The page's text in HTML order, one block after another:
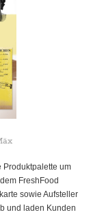
Produktpalette um
FreshFood
sowie Aufsteller
und laden Kunden